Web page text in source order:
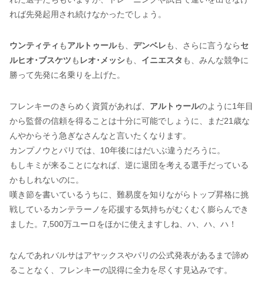
れば先発起用され続けなかったでしょう。
ウンティティ もアルトゥールも、 デンベレも、さらに言うならセ
ルヒオ･ブスケツも レオ･メッシも、 イニエスタ も、みんな競争に
勝って先発に名乗りを上げた。
フレンキーのきらめく資質があれば、 アルトゥールのように1年目
から監督の信頼を得ることは十分に可能でしょうに、まだ21歳な
んやからそう急ぎなさんなと言いたくなります。
カンプノウとパリでは、10年後にはだいぶ違うだろうに。
もしキミが来ることになれば、逆に退団を考える選手だっている
かもしれないのに。
嘆き節を書いているうちに、難易度を知りながらトップ昇格に挑
戦しているカンテラーノを応援する気持ちがむくむく膨らんでき
ました。7,500万ユーロをほかに使えますしね、ハ、ハ、ハ！
なんであれバルサはアヤックスやパリの公式発表があるまで諦め
ることなく、フレンキーの説得に全力を尽くす見込みです。